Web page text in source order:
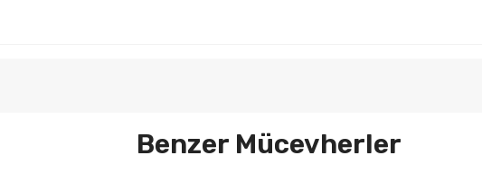
Benzer Mücevherler